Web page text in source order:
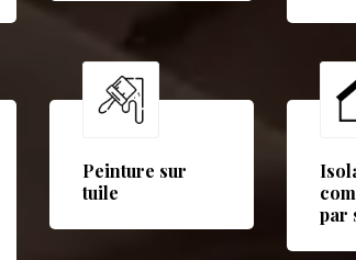
Peinture sur
tuile
par